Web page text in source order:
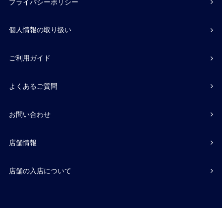
プライバシーポリシー
個人情報の取り扱い
ご利用ガイド
よくあるご質問
お問い合わせ
店舗情報
店舗の入店について